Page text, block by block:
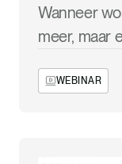
Wanneer
meer, maar
WEBINAR